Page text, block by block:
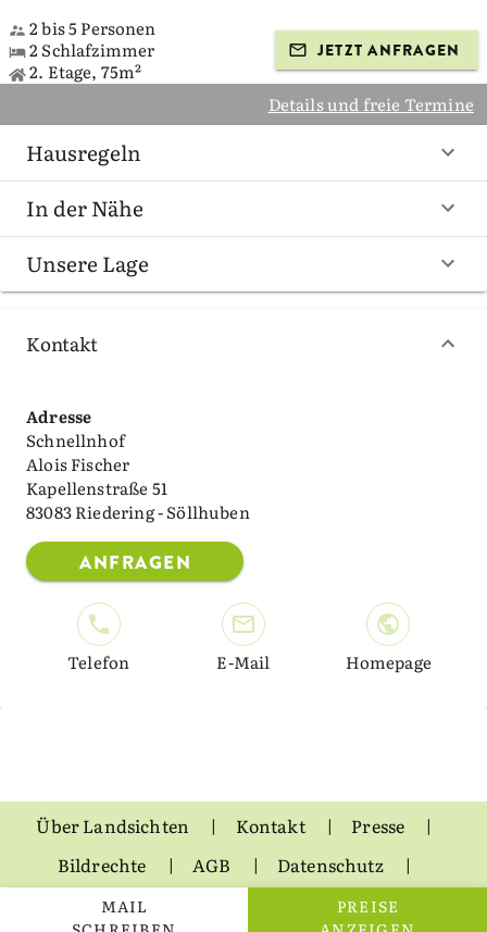
MAIL
PREISE
2 bis 5 Personen
2 Schlafzimmer
2. Etage, 75m²
JETZT ANFRAGEN
Details und freie Termine
Hausregeln
In der Nähe
Unsere Lage
Kontakt
Adresse
Schnellnhof
Alois Fischer
Kapellenstraße 51
83083 Riedering - Söllhuben
ANFRAGEN
Telefon E-Mail Homepage
Über Landsichten Kontakt
Presse
Bildrechte
AGB
Datenschutz